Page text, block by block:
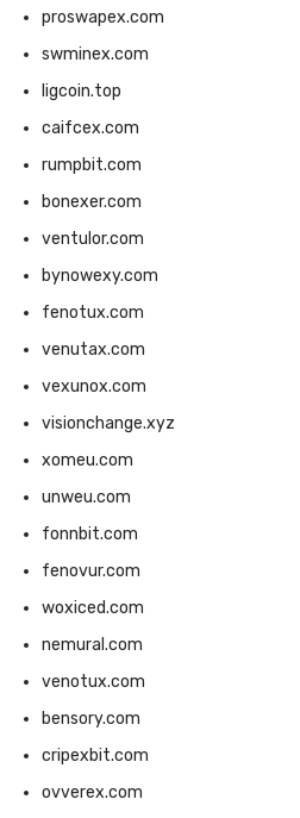
proswapex.com
swminex.com
ligcoin.top
caifcex.com
rumpbit.com
bonexer.com
ventulor.com
bynowexy.com
fenotux.com
venutax.com
vexunox.com
visionchange.xyz
xomeu.com
unweu.com
fonnbit.com
fenovur.com
woxiced.com
nemural.com
venotux.com
bensory.com
cripexbit.com
ovverex.com